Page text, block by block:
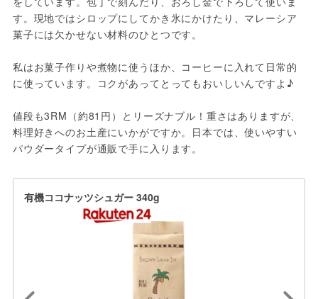
す。現地ではシロップにしてかき氷にかけたり、マレーシア
菓子には欠かせない材料のひとつです。
私はお菓子作りや煮物に使うほか、コーヒーに入れて日常的
に使っています。コクがあってとってもおいしいんですよ♪
値段も3RM（約81円）とリーズナブル！重さはありますが、
料理好きへのお土産にいかがですか。日本では、使いやすい
パウダータイプが通販で手に入ります。
有機ココナッツシュガー 340g